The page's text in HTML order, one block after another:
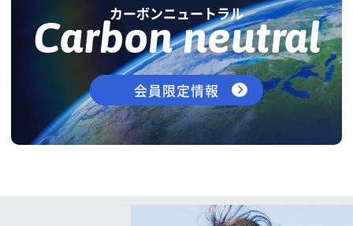
カーボンニュートラル
Carbon neutral
会員限定情報